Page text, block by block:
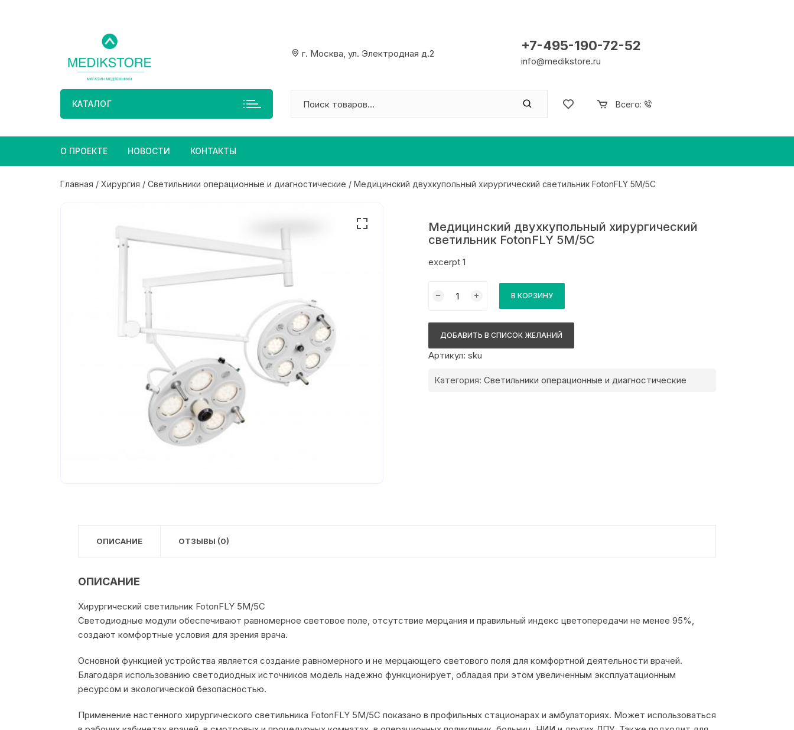
г. Москва, ул. Электродная д.2
+7-495-190-72-52
info@medikstore.ru
КАТАЛОГ Всего:
О ПРОЕКТЕ НОВОСТИ КОНТАКТЫ
Главная / Хирургия / Светильники операционные и диагностические / Медицинский двухкупольный хирургический светильник FotonFLY 5М/5С
Медицинский двухкупольный хирургический
светильник FotonFLY 5М/5С
excerpt 1
товара
двухкупольный
светильник
5М/5С
В КОРЗИНУ
ДОБАВИТЬ В СПИСОК ЖЕЛАНИЙ
Артикул: sku
Категория: Светильники операционные и диагностические
ОПИСАНИЕ ОТЗЫВЫ (0)
ОПИСАНИЕ
Хирургический светильник FotonFLY 5М/5С
Светодиодные модули обеспечивают равномерное световое поле, отсутствие мерцания и правильный индекс цветопередачи не менее 95%,
создают комфортные условия для зрения врача.
Основной функцией устройства является создание равномерного и не мерцающего светового поля для комфортной деятельности врачей.
Благодаря использованию светодиодных источников модель надежно функционирует, обладая при этом увеличенным эксплуатационным
ресурсом и экологической безопасностью.
Применение настенного хирургического светильника FotonFLY 5М/5С показано в профильных стационарах и амбулаториях. Может использоваться